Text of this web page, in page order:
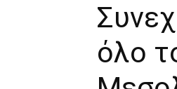
όλο